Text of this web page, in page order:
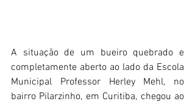
A situação de um bueiro quebrado e
completamente aberto ao lado da Escola
Municipal Professor Herley Mehl, no
bairro Pilarzinho, em Curitiba, chegou ao